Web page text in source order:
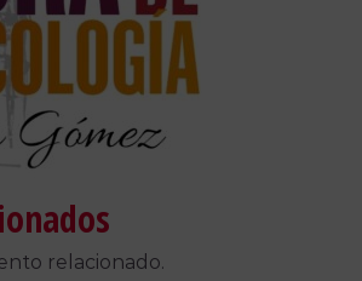
relacionado.